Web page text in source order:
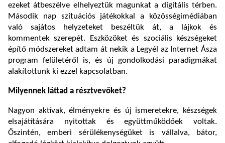
ezeket átbeszélve elhelyeztük magunkat a digitális térben.
Második nap szituációs játékokkal a közösségimédiában
való sajátos helyzeteket beszéltük át, a lájkok és
kommentek szerepét. Eszközöket és szociális készségeket
építő módszereket adtam át nekik a Legyél az Internet Ásza
program felületéről is, és új gondolkodási paradigmákat
alakítottunk ki ezzel kapcsolatban.
Milyennek láttad a résztvevőket?
Nagyon aktívak, élményekre és új ismeretekre, készségek
elsajátítására nyitottak és együttműködőek voltak.
Őszintén, emberi sérülékenységüket is vállalva, bátor,